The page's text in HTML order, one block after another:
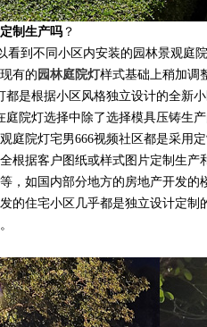
制生产吗 ？
到不同小区内安装的园林景观庭
有的 园林庭院灯样式基础上稍加调
都是根据小区风格独立设计的全新
庭院灯选择中除了选择模具压铸生
庭院灯宅男666视频社区都是采用
根据客户图纸或样式图片定制生
，如国内部分地方的房地产开发
的住宅小区几乎都是独立设计定